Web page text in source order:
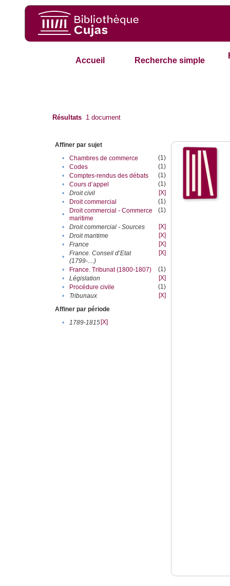
Accueil Recherche simple
Résultats 1 document
Affiner par sujet
•
Chambres de commerce
(1)
•
Codes
(1)
•
Comptes-rendus des débats
(1)
•
Cours d’appel
(1)
•
Droit civil
[X]
•
Droit commercial
(1)
•
Droit commercial - Commerce
maritime
(1)
• Droit commercial - Sources
[X]
•
Droit maritime
[X]
•
France
[X]
•
France. Conseil d’Etat
(1799-....)
[X]
• France. Tribunat (1800-1807)
(1)
•
Législation
[X]
•
Procédure civile
(1)
•
Tribunaux
[X]
Affiner par période
•
1789-1815[X]